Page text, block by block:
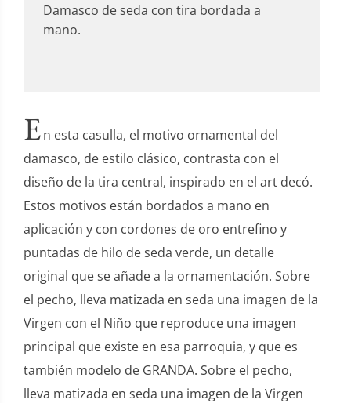
Damasco de seda con tira bordada a
mano.
En esta casulla, el motivo ornamental del
damasco, de estilo clásico, contrasta con el
diseño de la tira central, inspirado en el art decó.
Estos motivos están bordados a mano en
aplicación y con cordones de oro entrefino y
puntadas de hilo de seda verde, un detalle
original que se añade a la ornamentación. Sobre
el pecho, lleva matizada en seda una imagen de la
Virgen con el Niño que reproduce una imagen
principal que existe en esa parroquia, y que es
también modelo de GRANDA. Sobre el pecho,
lleva matizada en seda una imagen de la Virgen